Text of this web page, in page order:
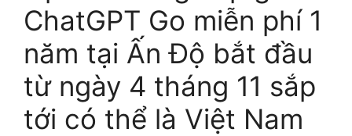
ChatGPT Go miễn phí 1
năm tại Ấn Độ bắt đầu
từ ngày 4 tháng 11 sắp
tới có thể là Việt Nam